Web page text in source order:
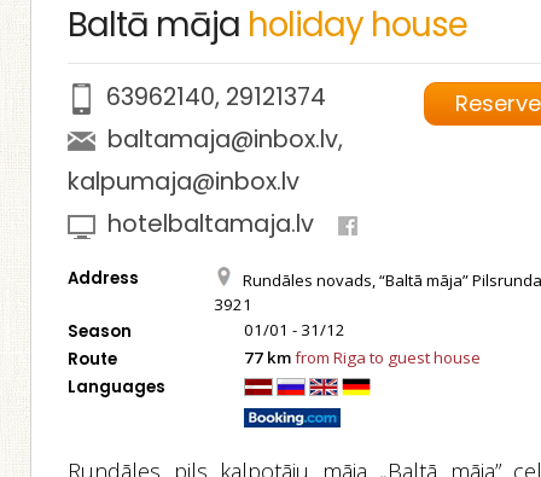
Baltā māja holiday house
Reserve
63962140, 29121374
baltamaja@inbox.lv,
kalpumaja@inbox.lv
hotelbaltamaja.lv
Address
Rundāles novads, “Baltā māja”
3921
Season 01/01 - 31/12
Route 77 kmfrom Riga to guest house
Languages
Rundāles pils kalpotāju māja „Baltā māja”